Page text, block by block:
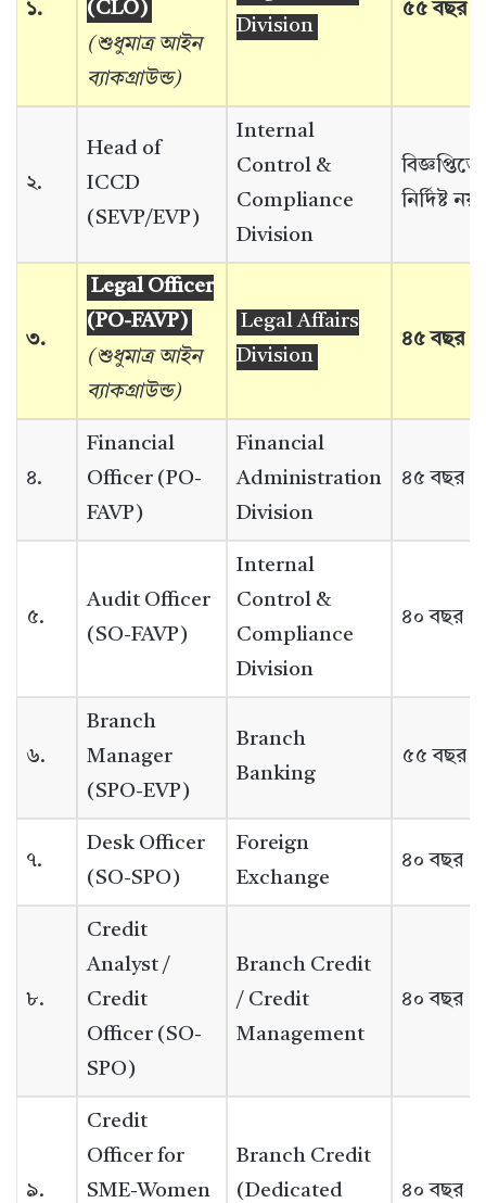
১.
(CLO)
(শুধুমাত্র আইন
ব্যাকগ্রাউন্ড)
Division
৫৫ বছর
২.
Head of
ICCD
(SEVP/EVP)
Internal
Control &
Compliance
Division
বিজ্ঞপ্তিতে
নির্দিষ্ট নয়
৩.
Legal Officer
(PO-FAVP)
(শুধুমাত্র আইন
ব্যাকগ্রাউন্ড)
Legal Affairs
Division
৪৫ বছর
৪.
Financial
Officer (PO-
FAVP)
Financial
Administration
Division
৪৫ বছর
৫.
Audit Officer
(SO-FAVP)
Internal
Control &
Compliance
Division
৪০ বছর
৬.
Branch
Manager
(SPO-EVP)
Branch
Banking
৫৫ বছর
৭.
Desk Officer
(SO-SPO)
Foreign
Exchange
৪০ বছর
৮.
Credit
Analyst /
Credit
Officer (SO-
SPO)
Branch Credit
/ Credit
Management
৪০ বছর
৯.
Credit
Officer for
SME-Women
Branch Credit
(Dedicated
৪০ বছর